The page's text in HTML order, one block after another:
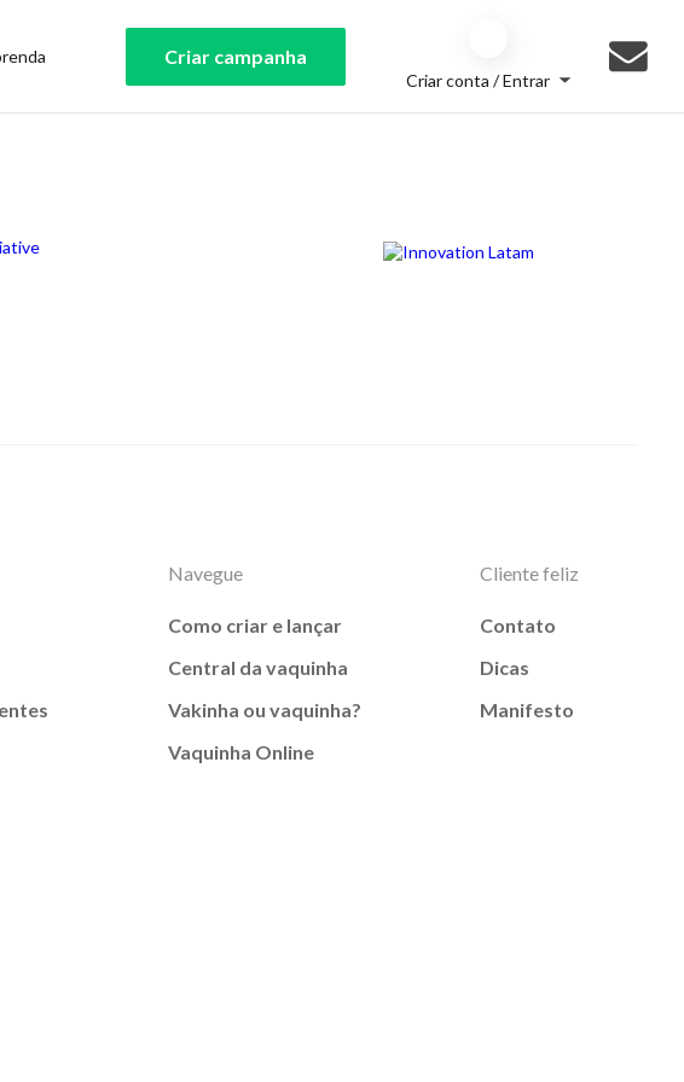
Criar campanha
Criar conta / Entrar
Navegue
Como criar e lançar
Central da vaquinha
Vakinha ou vaquinha?
Vaquinha Online
Cliente feliz
Contato
Dicas
Manifesto